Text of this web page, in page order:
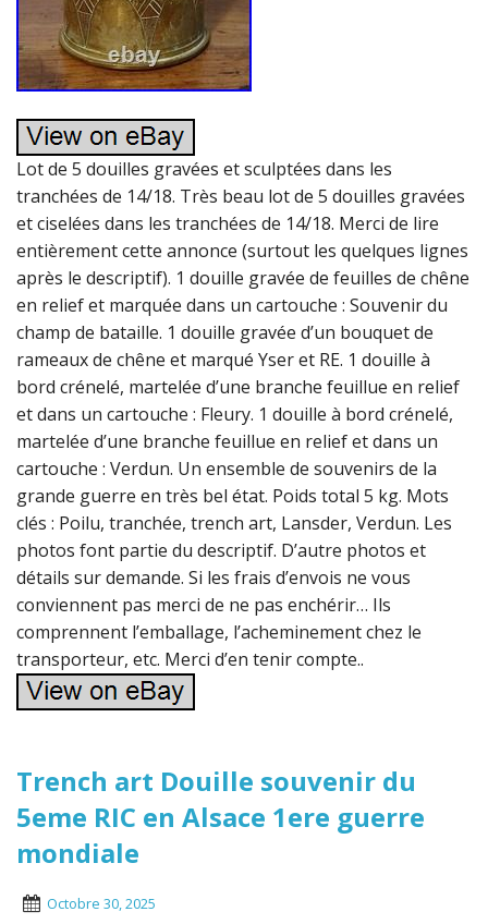
Lot de 5 douilles gravées et sculptées dans les
tranchées de 14/18. Très beau lot de 5 douilles gravées
et ciselées dans les tranchées de 14/18. Merci de lire
entièrement cette annonce (surtout les quelques lignes
après le descriptif). 1 douille gravée de feuilles de chêne
en relief et marquée dans un cartouche : Souvenir du
champ de bataille. 1 douille gravée d’un bouquet de
rameaux de chêne et marqué Yser et RE. 1 douille à
bord crénelé, martelée d’une branche feuillue en relief
et dans un cartouche : Fleury. 1 douille à bord crénelé,
martelée d’une branche feuillue en relief et dans un
cartouche : Verdun. Un ensemble de souvenirs de la
grande guerre en très bel état. Poids total 5 kg. Mots
clés : Poilu, tranchée, trench art, Lansder, Verdun. Les
photos font partie du descriptif. D’autre photos et
détails sur demande. Si les frais d’envois ne vous
conviennent pas merci de ne pas enchérir… Ils
comprennent l’emballage, l’acheminement chez le
transporteur, etc. Merci d’en tenir compte..
Trench art Douille souvenir du
5eme RIC en Alsace 1ere guerre
mondiale
Octobre 30, 2025